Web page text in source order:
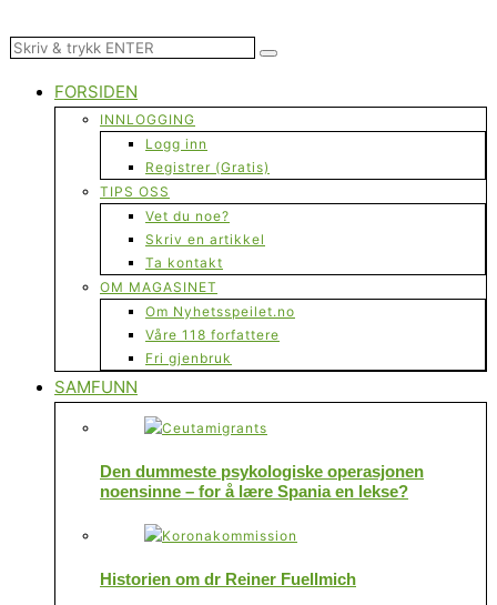
FORSIDEN
INNLOGGING
Logg inn
Registrer (Gratis)
TIPS OSS
Vet du noe?
Skriv en artikkel
Ta kontakt
OM MAGASINET
Om Nyhetsspeilet.no
Våre 118 forfattere
Fri gjenbruk
SAMFUNN
Den dummeste psykologiske operasjonen
noensinne – for å lære Spania en lekse?
Historien om dr Reiner Fuellmich